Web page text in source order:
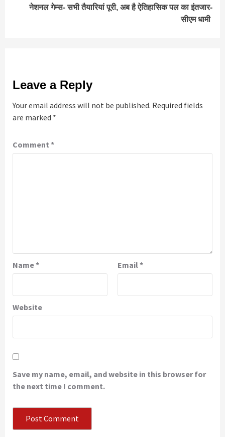
नेशनल गेम्स- सभी तैयारियां पूरी, अब है ऐतिहासिक पल का इंतजार-
सीएम धामी
Leave a Reply
Your email address will not be published. Required fields
are marked *
Comment *
Name* Email *
Website
Save my name, email, and website in this browser for
the next time I comment.